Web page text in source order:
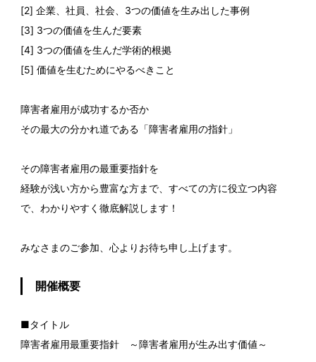
[2] 企業、社員、社会、3つの価値を生み出した事例
[3] 3つの価値を生んだ要素
[4] 3つの価値を生んだ学術的根拠
[5] 価値を生むためにやるべきこと
障害者雇用が成功するか否か
その最大の分かれ道である「障害者雇用の指針」
その障害者雇用の最重要指針を
経験が浅い方から豊富な方まで、すべての方に役立つ内容
で、わかりやすく徹底解説します！
みなさまのご参加、心よりお待ち申し上げます。
開催概要
■タイトル
障害者雇用最重要指針 ～障害者雇用が生み出す価値～